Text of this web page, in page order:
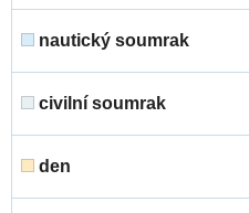
nautický soumrak
civilní soumrak
den